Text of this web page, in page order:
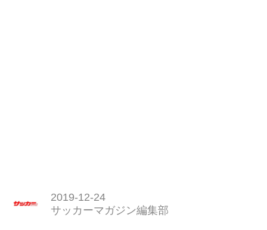
2019-12-24
サッカーマガジン編集部